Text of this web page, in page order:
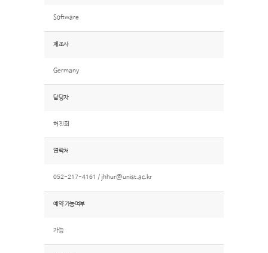
Software
제조사
Germany
담당자
허진회
연락처
052-217-4161 / jhhur@unist.ac.kr
예약 가능여부
가능